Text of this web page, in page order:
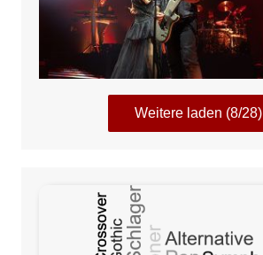
Weitere laden (8/28)